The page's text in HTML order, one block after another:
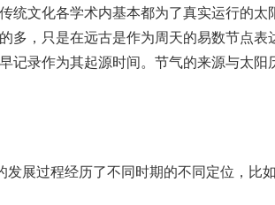
统文化各学术内基本都为了真实运行的太
多，只是在远古是作为周天的易数节点
记录作为其起源时间。节气的来源与太阳
发展过程经历了不同时期的不同定位，比